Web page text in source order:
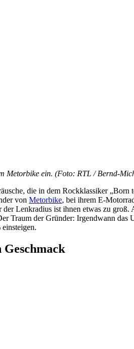
Metorbike ein. (Foto: RTL / Bernd-
die in dem Rockklassiker
von Metorbike, bei ihrem E-
Lenkradius ist ihnen etwas zu
Traum der Gründer: Irgendwann